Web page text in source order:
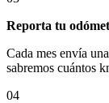
Reporta tu
Cada mes envía
sabremos cuántos
04